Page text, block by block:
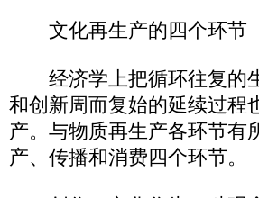
文化再生产的四个环节
经济学上把循环往复的
和创新周而复始的延续过程
产。与物质再生产各环节有
产、传播和消费四个环节。